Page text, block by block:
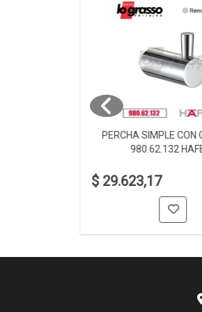
PERCHA SIMPLE CON
980.62.132
$ 29.623,17